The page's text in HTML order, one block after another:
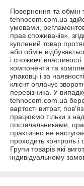
Повернення та обмін
tehnocom.com.ua
умовами,
прав споживачів»,
куплений товар
або обмін
і споживчі
компоненти та
упаковці і за
клієнт оплачує
перевізника. У
tehnocom.com.ua
вартості витрат,
працюємо тільки з
постачальниками,
практично не
проходить контроль
Групи товарів які
індивідуальному